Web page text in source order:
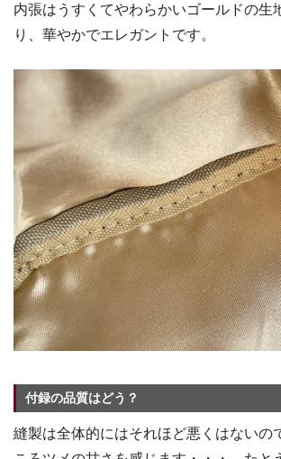
内張はうすくてやわらかいゴールドの生
り、華やかでエレガントです。
付録の品質はどう？
縫製は全体的にはそれほど悪くはないの